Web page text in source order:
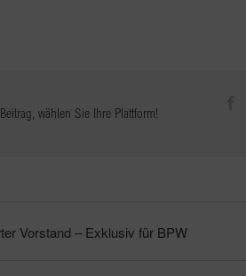
wählen Sie Ihre Plattform!
Vorstand – Exklusiv für BPW